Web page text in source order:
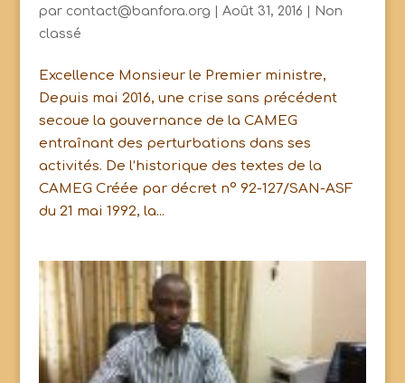
par contact@banfora.org Août 31, 2016
Non
classé
Excellence Monsieur le Premier ministre,
Depuis mai 2016, une crise sans précédent
secoue la gouvernance de la CAMEG
entraînant des perturbations dans ses
activités. De l’historique des textes de la
CAMEG Créée par décret n° 92-127/SAN-ASF
du 21 mai 1992, la...